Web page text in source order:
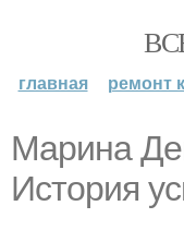
главная ремонт
Марина
История